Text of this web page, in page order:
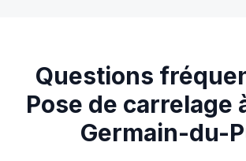
Questions
Pose de carrelage
Germain-du-